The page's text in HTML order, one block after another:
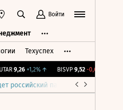
Войти
Техуспех
9,26 +1,2%↑ BISVP 9,52 -0,63%
российский парламент